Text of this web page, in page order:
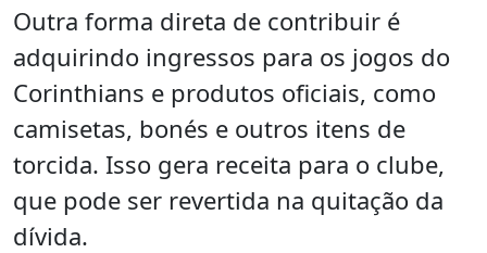
Outra forma direta de contribuir é
adquirindo ingressos para os jogos do
Corinthians e produtos oficiais, como
camisetas, bonés e outros itens de
torcida. Isso gera receita para o clube,
que pode ser revertida na quitação da
dívida.